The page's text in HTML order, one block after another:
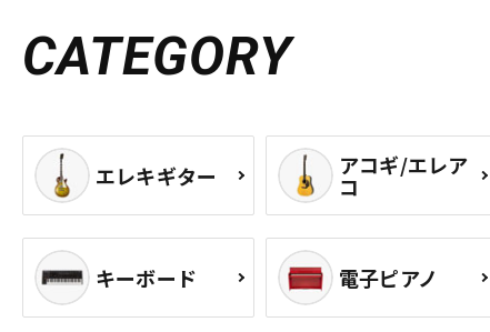
CATEGORY
エレキギター アコギ/エレア
コ
キーボード 電子ピアノ